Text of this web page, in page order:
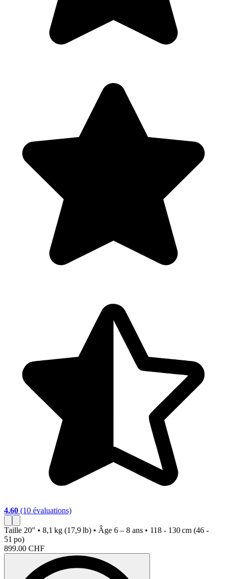
4.60 (10 évaluations)
Taille 20″ • 8,1 kg (17,9 lb) • Âge 6 – 8 ans • 118 - 130 cm (46 -
51 po)
899.00 CHF